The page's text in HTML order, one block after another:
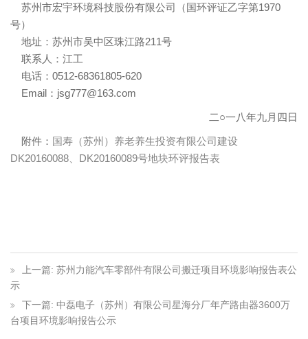
苏州市宏宇环境科技股份有限公司（国环评证乙字第1970
号）
地址：苏州市吴中区珠江路211号
联系人：江工
电话：0512-68361805-620
Email：jsg777@163.com
二○一八年九月四日
附件： 国寿（苏州）养老养生投资有限公司建设
DK20160088、DK20160089号地块环评报告表
上一篇: 苏州力能汽车零部件有限公司搬迁项目环境影响报告表公
示
下一篇: 中磊电子（苏州）有限公司星海分厂年产路由器3600万
台项目环境影响报告公示